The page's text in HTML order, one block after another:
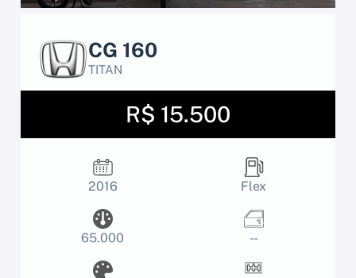
CG 160
TITAN
R$ 15.500
2016 Flex
65.000 - -